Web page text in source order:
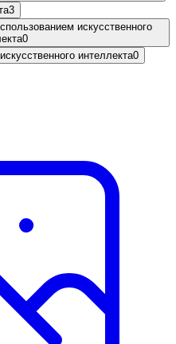
3
искусственного
0
интеллекта0